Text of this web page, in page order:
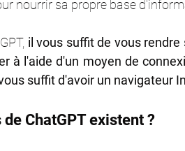
nourrir sa propre base
il vous suffit de vous
à l'aide d'un moyen de
suffit d'avoir un navigateur
ChatGPT existent ?